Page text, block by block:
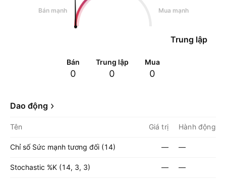
Bán mạnh Mua mạnh
Trung lập
Bán
0
Trung lập
0
Mua
0
Dao động
Tên Giá trị Hành động
Chỉ số Sức mạnh tương đối (14) — —
Stochastic %K (14, 3, 3) — —